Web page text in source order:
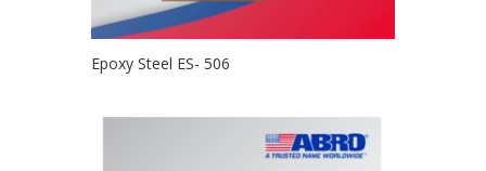
Epoxy Steel ES- 506